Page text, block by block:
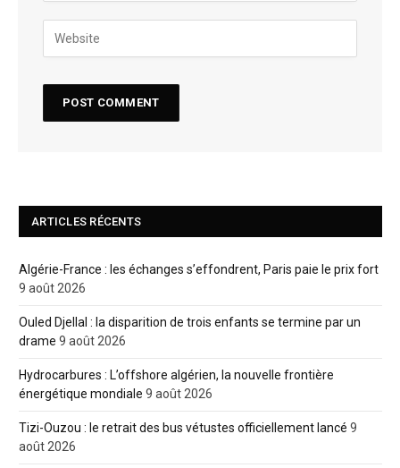
ARTICLES RÉCENTS
Algérie-France : les échanges s’effondrent, Paris paie le prix fort
9 août 2026
Ouled Djellal : la disparition de trois enfants se termine par un
drame 9 août 2026
Hydrocarbures : L’offshore algérien, la nouvelle frontière
énergétique mondiale 9 août 2026
Tizi-Ouzou : le retrait des bus vétustes officiellement lancé 9
août 2026